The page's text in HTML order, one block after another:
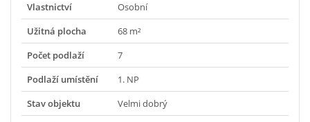
Vlastnictví
Osobní
Užitná plocha
68 m²
Počet podlaží
7
Podlaží umístění
1. NP
Stav objektu
Velmi dobrý